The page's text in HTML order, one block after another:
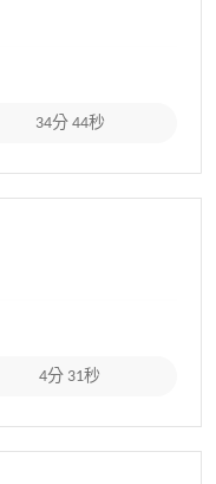
34分 44秒
4分 31秒